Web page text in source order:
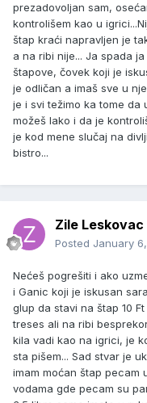
prezadovoljan sam,
kontrolišem kao u
štap kraći napravljen je
a na ribi nije... Ja spada
štapove, čovek koji je
je odličan a imaš sve u
je i svi težimo ka tome da
možeš lako i da je
je kod mene slučaj na
bistro...
Zile Leskovac
Posted January
Nećeš pogrešiti i ako
i Ganic koji je iskusan
glup da stavi na štap 10
treses ali na ribi
kila vadi kao na igrici, je
sta pišem... Sad stvar je
imam moćan štap pecam
vodama gde pecam su